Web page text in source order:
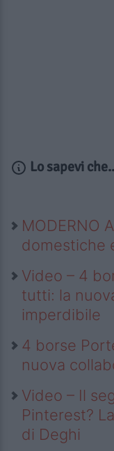
Lo sapevi
MODERNO
domestiche
Video – 4
tutti: la
imperdibile
4 borse
nuova
Video – Il
Pinterest?
di Deghi